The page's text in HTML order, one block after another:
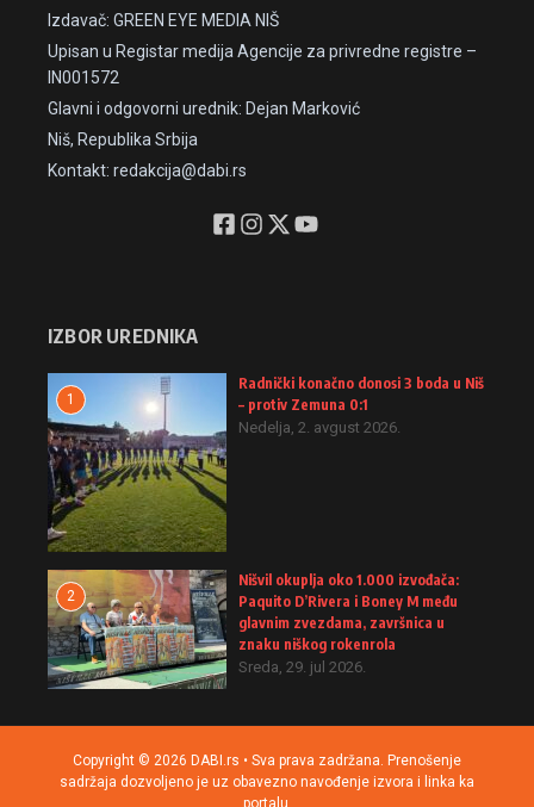
Izdavač: GREEN EYE MEDIA NIŠ
Upisan u Registar medija Agencije za privredne registre –
IN001572
Glavni i odgovorni urednik: Dejan Marković
Niš, Republika Srbija
Kontakt: redakcija@dabi.rs
IZBOR UREDNIKA
1
Radnički konačno donosi 3 boda u Niš
– protiv Zemuna 0:1
Nedelja, 2. avgust 2026.
2
Nišvil okuplja oko 1.000 izvođača:
Paquito D’Rivera i Boney M među
glavnim zvezdama, završnica u
znaku niškog rokenrola
Sreda, 29. jul 2026.
Copyright © 2026 DABI.rs • Sva prava zadržana. Prenošenje
sadržaja dozvoljeno je uz obavezno navođenje izvora i linka ka
portalu.